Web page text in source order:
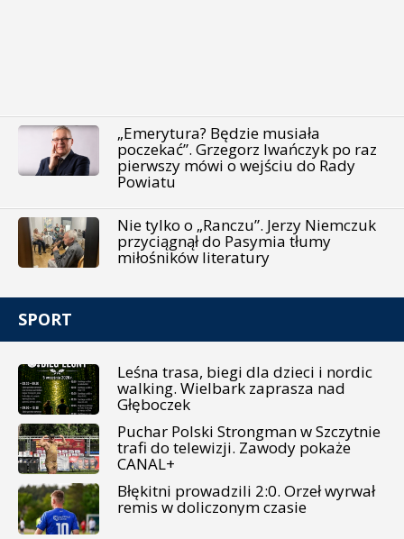
„Emerytura? Będzie musiała
poczekać”. Grzegorz Iwańczyk po raz
pierwszy mówi o wejściu do Rady
Powiatu
Nie tylko o „Ranczu”. Jerzy Niemczuk
przyciągnął do Pasymia tłumy
miłośników literatury
SPORT
Leśna trasa, biegi dla dzieci i nordic
walking. Wielbark zaprasza nad
Głęboczek
Puchar Polski Strongman w Szczytnie
trafi do telewizji. Zawody pokaże
CANAL+
Błękitni prowadzili 2:0. Orzeł wyrwał
remis w doliczonym czasie